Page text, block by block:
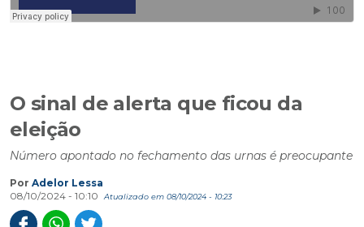
O sinal de alerta que ficou da
eleição
Número apontado no fechamento das urnas é preocupante
Por Adelor Lessa
08/10/2024 - 10:10
Atualizado em 08/10/2024 - 10:23